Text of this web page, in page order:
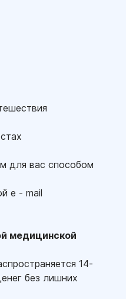
для вас способом
e - mail
медицинской
14-
без лишних